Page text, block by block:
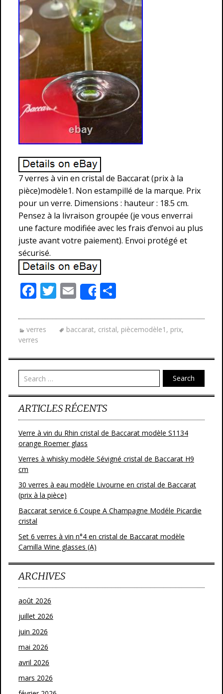
7 verres à vin en cristal de Baccarat (prix à la
pièce)modèle1. Non estampillé de la marque. Prix
pour un verre. Dimensions : hauteur : 18.5 cm.
Pensez à la livraison groupée (je vous enverrai
une facture modifiée avec les frais d’envoi au plus
juste avant votre paiement). Envoi protégé et
sécurisé.
F
e
b
o
o
k
T
itt
er
E
m
ai
l
Share
ta
g
er
verres baccarat, cristal, piècemodèle1 , prix,
verres
Search
ARTICLES RÉCENTS
Verre à vin du Rhin cristal de Baccarat modèle S1134
orange Roemer glass
Verres à whisky modèle Sévigné cristal de Baccarat H9
cm
30 verres à eau modèle Livourne en cristal de Baccarat
(prix à la pièce)
Baccarat service 6 Coupe A Champagne Modéle Picardie
cristal
Set 6 verres à vin n°4 en cristal de Baccarat modèle
Camilla Wine glasses (A)
ARCHIVES
août 2026
juillet 2026
juin 2026
mai 2026
avril 2026
mars 2026